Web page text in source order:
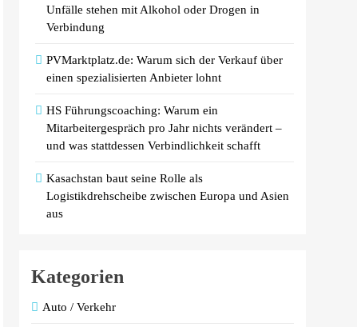
Unfälle stehen mit Alkohol oder Drogen in
Verbindung
PVMarktplatz.de: Warum sich der Verkauf über
einen spezialisierten Anbieter lohnt
HS Führungscoaching: Warum ein
Mitarbeitergespräch pro Jahr nichts verändert –
und was stattdessen Verbindlichkeit schafft
Kasachstan baut seine Rolle als
Logistikdrehscheibe zwischen Europa und Asien
aus
Kategorien
Auto / Verkehr